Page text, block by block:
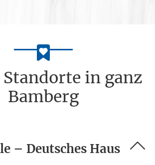
Standorte in ganz
Bamberg
– Deutsches Haus